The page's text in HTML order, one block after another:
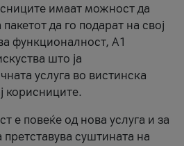
имаат можност да
да го подарат на свој
функционалност, А1
што ја
услуга во вистинска
корисниците.
е повеќе од нова услуга и за
суштината на